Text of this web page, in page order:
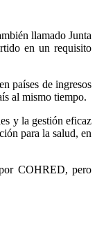
llamado Junta
en un requisito
países de ingresos
al mismo tiempo.
y la gestión eficaz
para la salud, en
COHRED, pero